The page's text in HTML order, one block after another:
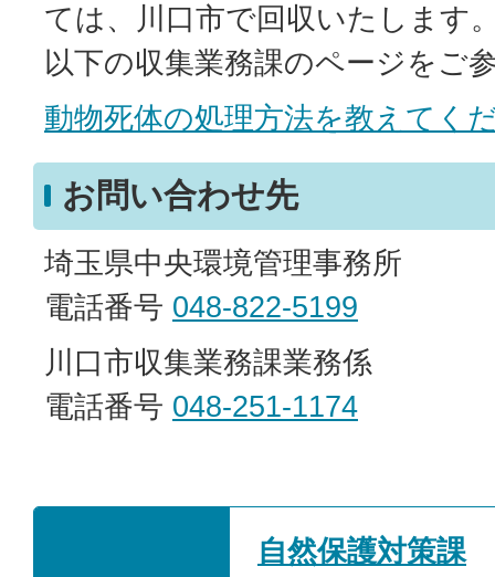
ては、川口市で回収いたします
以下の収集業務課のページをご
動物死体の処理方法を教えてく
お問い合わせ先
埼玉県中央環境管理事務所
電話番号 048-822-5199
川口市収集業務課業務係
電話番号 048-251-1174
自然保護対策課